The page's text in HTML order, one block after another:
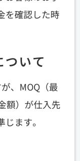
を確認した時
いて
、MOQ（最
額）が仕入先
ます。